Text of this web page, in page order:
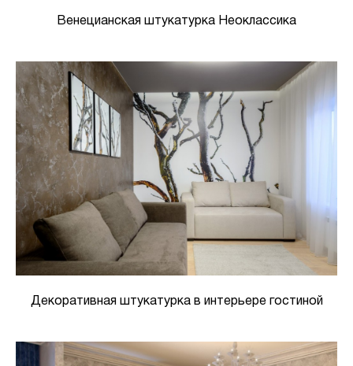
Венецианская штукатурка Неоклассика
Декоративная штукатурка в интерьере гостиной